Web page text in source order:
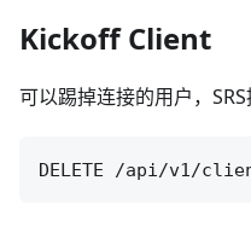
Kickoff Client
可以踢掉连接的用户，SRS